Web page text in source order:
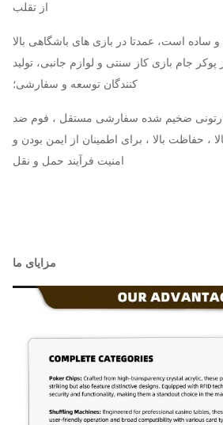
از تقلب
ساده است، عمدتا در بازی های باشگاهی بالا
جام بازی کاز سنتی و لوازم جانبی، تولید
کنندگان توسعه و سفارشی؛
کارتونی ضخیم شده سفارشی مستقل ، فوم ضد
، حفاظت بالا ، برای اطمینان از ایمن بودن و
امنیت فرآیند حمل و نقل
مزایای ما